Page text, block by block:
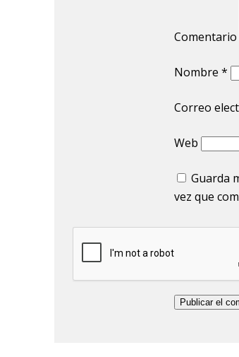
Comentario
Nombre *
Correo
Web
Guarda
vez que